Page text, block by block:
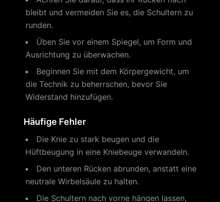
bleibt und vermeiden Sie es, die Schultern zu
runden.
Üben Sie vor einem Spiegel, um Form und
Ausrichtung zu überwachen.
Beginnen Sie mit dem Körpergewicht, um
die Technik zu beherrschen, bevor Sie
Widerstand hinzufügen.
Häufige Fehler
Die Knie zu stark beugen und die
Hüftbeugung in eine Kniebeuge verwandeln.
Den unteren Rücken abrunden, anstatt eine
neutrale Wirbelsäule zu halten.
Die Schultern nach vorne hängen lassen,